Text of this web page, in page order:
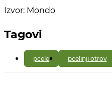
Izvor: Mondo
Tagovi
pcele pcelinji otrov